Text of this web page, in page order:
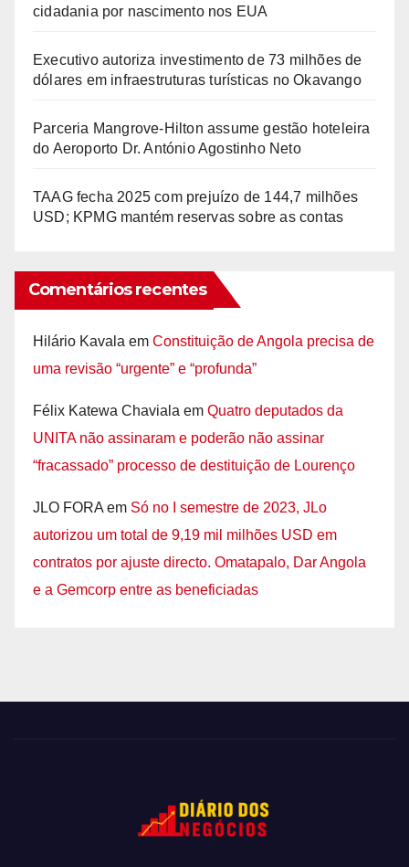
cidadania por nascimento nos EUA
Executivo autoriza investimento de 73 milhões de
dólares em infraestruturas turísticas no Okavango
Parceria Mangrove-Hilton assume gestão hoteleira
do Aeroporto Dr. António Agostinho Neto
TAAG fecha 2025 com prejuízo de 144,7 milhões
USD; KPMG mantém reservas sobre as contas
Comentários recentes
Hilário Kavala em Constituição de Angola precisa de
uma revisão “urgente” e “profunda”
Félix Katewa Chaviala em Quatro deputados da
UNITA não assinaram e poderão não assinar
“fracassado” processo de destituição de Lourenço
JLO FORA em Só no I semestre de 2023, JLo
autorizou um total de 9,19 mil milhões USD em
contratos por ajuste directo. Omatapalo, Dar Angola
e a Gemcorp entre as beneficiadas